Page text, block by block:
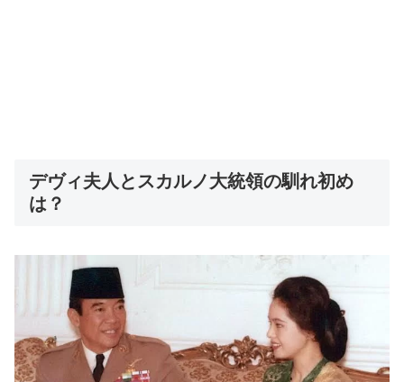
デヴィ夫人とスカルノ大統領の馴れ初め
は？